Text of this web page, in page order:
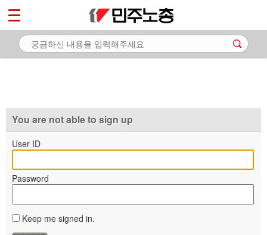
You are not able to sign up
User ID
Password
Keep me signed in.
마이페이지
소개
자료
부설기관